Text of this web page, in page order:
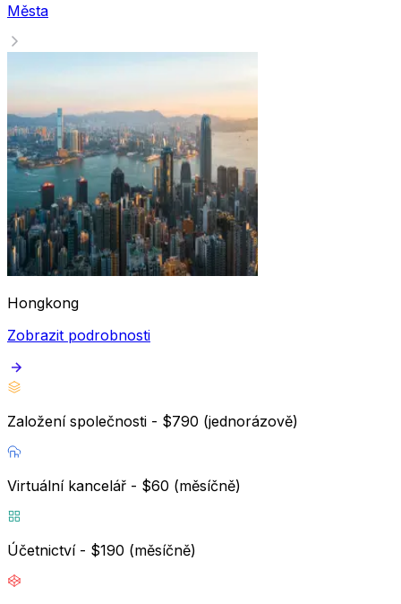
Města
Hongkong
Zobrazit podrobnosti
Založení společnosti - $790 (jednorázově)
Virtuální kancelář - $60 (měsíčně)
Účetnictví - $190 (měsíčně)